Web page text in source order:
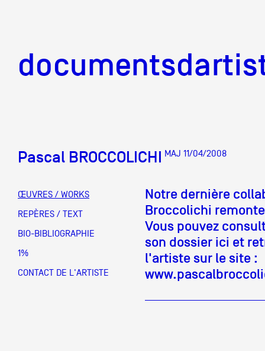
Mission
Équipe
Partenaires
Pascal BROCCOLICHI MAJ 11/04/2008
ŒUVRES / WORKS
REPÈRES / TEXT
BIO-BIBLIOGRAPHIE
1%
CONTACT DE L'ARTISTE
Notre dernière
Broccolichi
Vous pouvez
son dossier ici et
l'artiste sur le site :